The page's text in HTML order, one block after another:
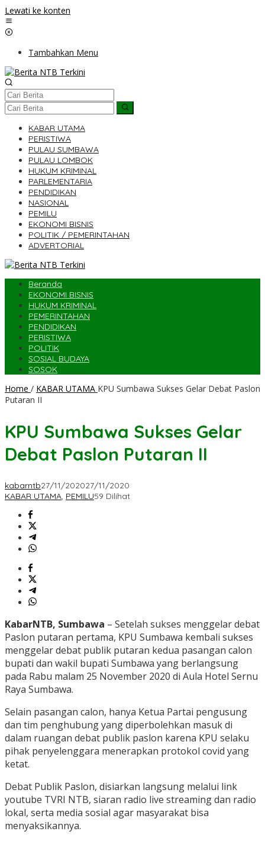
Lewati ke konten
Tambahkan Menu
KABAR UTAMA
PERISTIWA
PULAU SUMBAWA
PULAU LOMBOK
HUKUM KRIMINAL
PARLEMENTARIA
PENDIDIKAN
NASIONAL
PEMILU
EKONOMI BISNIS
POLITIK / PEMERINTAHAN
ADVERTORIAL
Beranda
EKONOMI BISNIS
HUKUM KRIMINAL
PEMERINTAHAN
PENDIDIKAN
PERISTIWA
POLITIK
SOSIAL BUDAYA
SOSOK
Home / KABAR UTAMA KPU Sumbawa Sukses Gelar Debat Paslon
Putaran II
KPU Sumbawa Sukses Gelar
Debat Paslon Putaran II
kabarntb27/11/202027/11/2020
KABAR UTAMA, PEMILU59 Dilihat
KabarNTB, Sumbawa – Setelah sukses menggelar debat
Paslon putaran pertama, KPU Sumbawa kembali sukses
menggelar debat publik putaran kedua pasangan calon
bupati dan wakil bupati Sumbawa yang berlangsung
pada Rabu malam 25 November 2020 di Aula Hotel Sernu
Raya Sumbawa.
Selain pasangan calon, hanya Ketua Partai pengusung
dan tim penghubung yang diperbolehkan masuk di
dalam ruangan debat publik paslon karena KPU selaku
pihak penyelenggara menerapkan protokol covid yang
ketat.
Debat Publik Paslon, disiarkan langsung melalui link
youtube TVRI NTB, siaran radio live streaming dan radio
lokal, serta media sosial agar masyarakat bisa
menyaksikannya.